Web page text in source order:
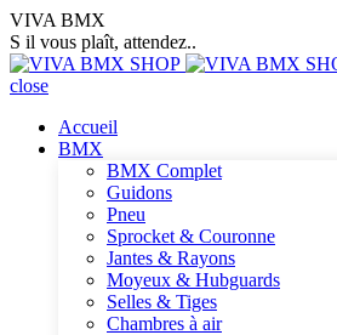
VIVA BMX
S il vous plaît, attendez..
close
Accueil
BMX
BMX Complet
Guidons
Pneu
Sprocket & Couronne
Jantes & Rayons
Moyeux & Hubguards
Selles & Tiges
Chambres à air